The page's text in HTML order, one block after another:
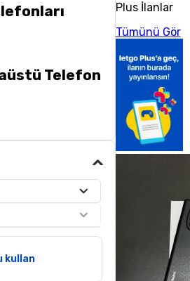
Telefon
kullan
Plus İlanlar
Tümünü Gör